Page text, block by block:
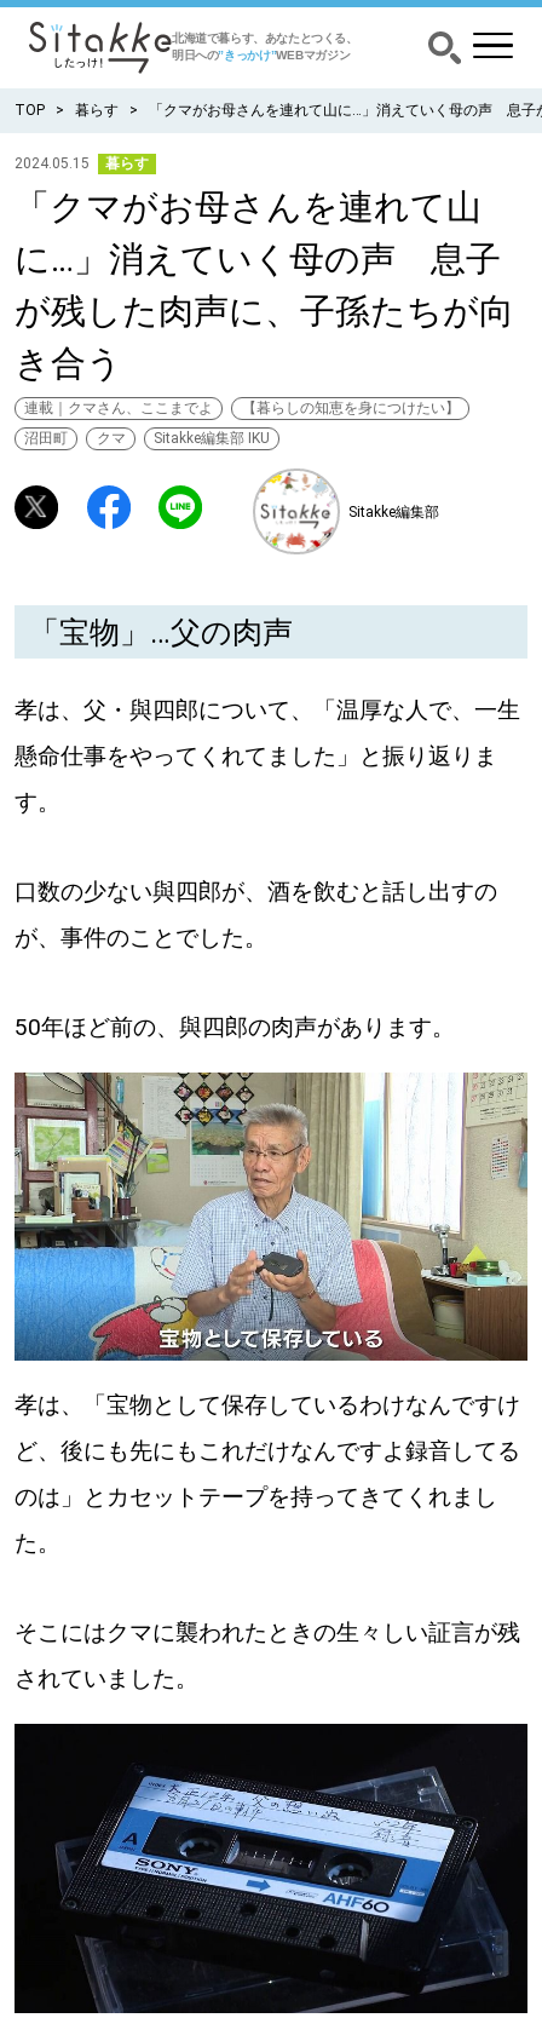
北海道で暮らす、あなたとつくる、
明日への”きっかけ”WEBマガジン
北海道で暮らす、あなたとつくる、
CATEGORY カテゴリー
食べる
出かける
暮らす
深める
LOCAL
札幌
道南
道東
道央
KEYWORD キーワード
Sitakke編集部あい
【いろんな価値観や生き方に触れたい】
Sitakke編集部 IKU
【札幌のお気に入りを見つけたい】
【道央のお気に入りを見つけたい】
【道東のお気に入りを見つけたい】
TOP 暮らす 「クマがお母さんを連れて山に…」消えていく母の声 息
2024.05.15 暮らす
「クマがお母さんを連れて山
に…」消えていく母の声 息子
が残した肉声に、子孫たちが向
き合う
連載｜クマさん、ここまでよ
【暮らしの知恵を身につけたい】
沼田町
クマ Sitakke編集部 IKU
Sitakke編集部
「宝物」…父の肉声
孝は、父・與四郎について、「温厚な人で、一生
懸命仕事をやってくれてました」と振り返りま
す。
口数の少ない與四郎が、酒を飲むと話し出すの
が、事件のことでした。
50年ほど前の、與四郎の肉声があります。
孝は、「宝物として保存しているわけなんですけ
ど、後にも先にもこれだけなんですよ録音してる
のは」とカセットテープを持ってきてくれまし
た。
そこにはクマに襲われたときの生々しい証言が残
されていました。